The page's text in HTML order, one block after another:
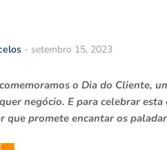
- setembro 15, 2023
o Dia do Cliente,
negócio. E para celebrar
que promete encantar os